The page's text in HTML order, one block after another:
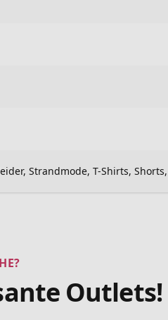
Strandmode, T-Shirts,
Outlets!